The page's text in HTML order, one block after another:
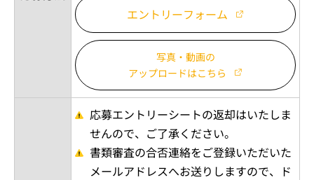
エントリーフォーム
写真・動画の
アップロードはこちら
応募エントリーシートの返却はいたしま
せんので、ご了承ください。
書類審査の合否連絡をご登録いただいた
メールアドレスへお送りしますので、ド